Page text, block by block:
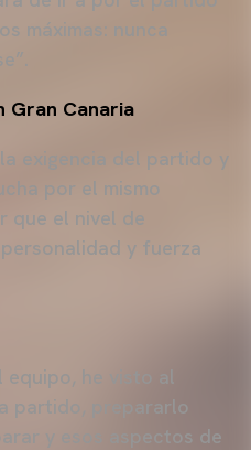
máximas: nunca
Gran Canaria
exigencia del partido y
por el mismo
que el nivel de
y fuerza
he visto al
partido, prepararlo
y esos aspectos de